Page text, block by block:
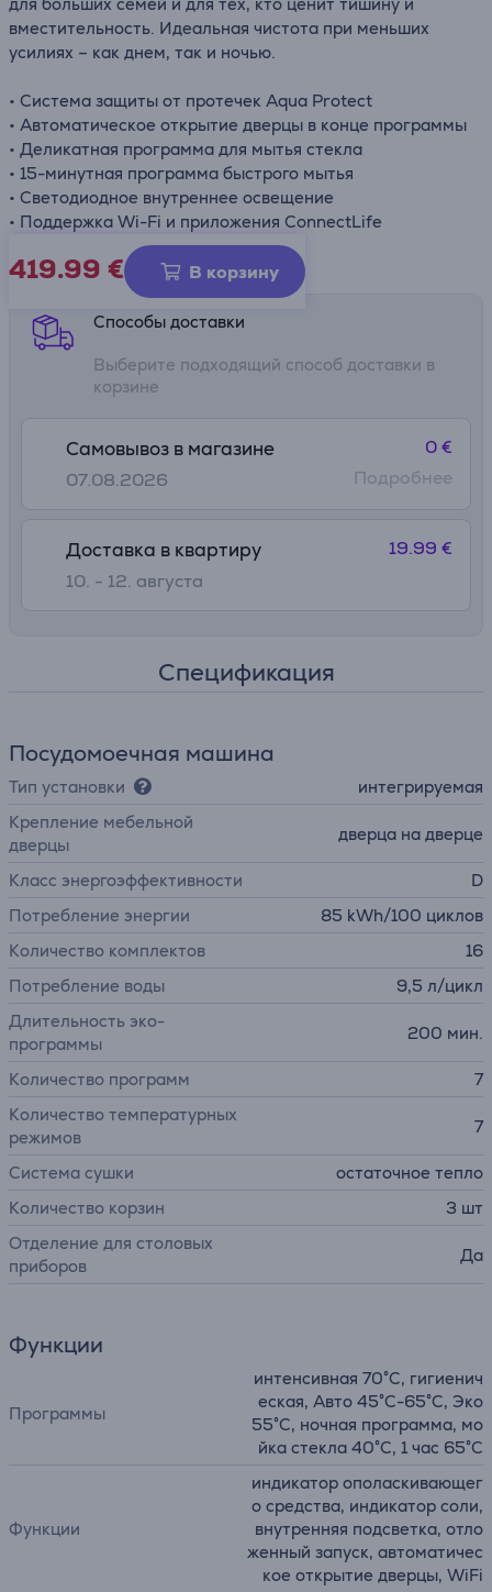
вместительность. Идеальная чистота при меньших
усилиях – как днем, так и ночью.
• Система защиты от протечек Aqua Protect
• Автоматическое открытие дверцы в конце программы
• Деликатная программа для мытья стекла
• 15-минутная программа быстрого мытья
• Светодиодное внутреннее освещение
• Поддержка Wi-Fi и приложения ConnectLife
419.99 € В корзину
Информационный лист
Способы доставки
Выберите подходящий способ доставки в
корзине
Самовывоз в магазине
07.08.2026
0 €
Подробнее
Доставка в квартиру
10. - 12. августа
19.99 €
Спецификация
Посудомоечная машина
Тип установки
интегрируемая
Крепление мебельной
дверцы
дверца на дверце
Класс энергоэффективности
D
Потребление энергии
85 kWh/100 циклов
Количество комплектов
16
Потребление воды
9,5 л/цикл
Длительность эко-
программы
200 мин.
Количество программ
7
Количество температурных
режимов
7
Система сушки
остаточное тепло
Количество корзин
3 шт
Отделение для столовых
приборов
Да
Функции
Программы
интенсивная 70°C, гигиенич
еская, Авто 45°C-65°C, Эко
55°C, ночная программа, мо
йка стекла 40°C, 1 час 65°C
Функции
индикатор ополаскивающег
о средства, индикатор соли,
внутренняя подсветка, отло
женный запуск, автоматичес
кое открытие дверцы, WiFi